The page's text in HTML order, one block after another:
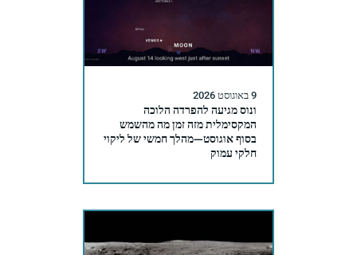
9 באוגוסט 2026
ונוס מגיעה להפרדה הלוכה
המקסימלית מזה זמן מה מהשמש
בסוף אוגוסט—מהלך חמשי של ליקוי
חלקי עמוק